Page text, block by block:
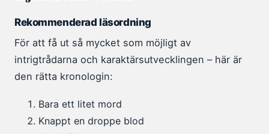
Rekommenderad läsordning
För att få ut så mycket som möjligt av
intrigtrådarna och karaktärsutvecklingen – här är
den rätta kronologin:
Bara ett litet mord
Knappt en droppe blod